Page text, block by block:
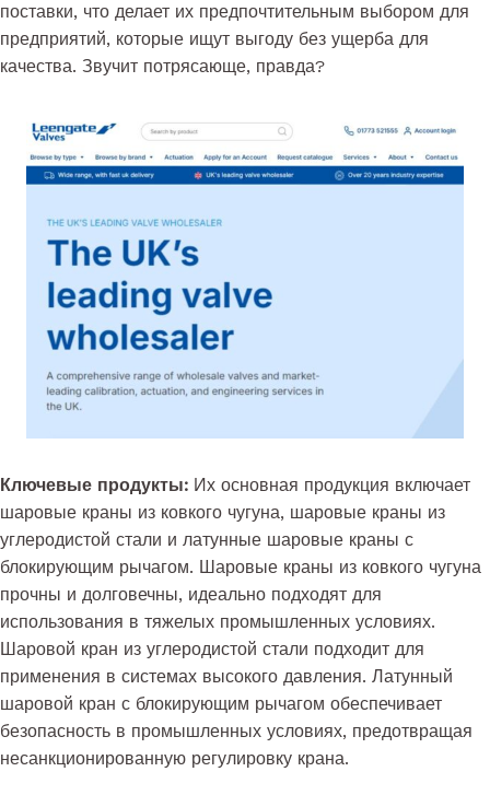
поставки, что делает их предпочтительным выбором для
предприятий, которые ищут выгоду без ущерба для
качества. Звучит потрясающе, правда?
Ключевые продукты: Их основная продукция включает
шаровые краны из ковкого чугуна, шаровые краны из
углеродистой стали и латунные шаровые краны с
блокирующим рычагом. Шаровые краны из ковкого чугуна
прочны и долговечны, идеально подходят для
использования в тяжелых промышленных условиях.
Шаровой кран из углеродистой стали подходит для
применения в системах высокого давления. Латунный
шаровой кран с блокирующим рычагом обеспечивает
безопасность в промышленных условиях, предотвращая
несанкционированную регулировку крана.